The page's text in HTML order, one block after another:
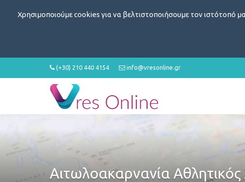
Χρησιμοποιούμε cookies για να βελτιστοποιήσουμε τον ιστότοπό
(+30) 210 440 4154 info@vresonline.gr
Αιτωλοακαρνανία